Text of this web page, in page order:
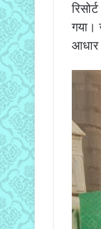
गया।
आधार